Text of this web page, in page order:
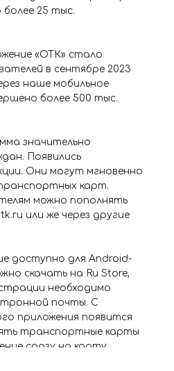
более 25 тыс.
«ОТК» стало
в сентябре 2023
наше мобильное
более 500 тыс.
значительно
Появились
Они могут мгновенно
карт.
можно пополнять
или же через другие
доступно для Android-
скачать на Ru Store,
необходимо
почты. С
приложения появится
транспортные карты
сразу на карту.